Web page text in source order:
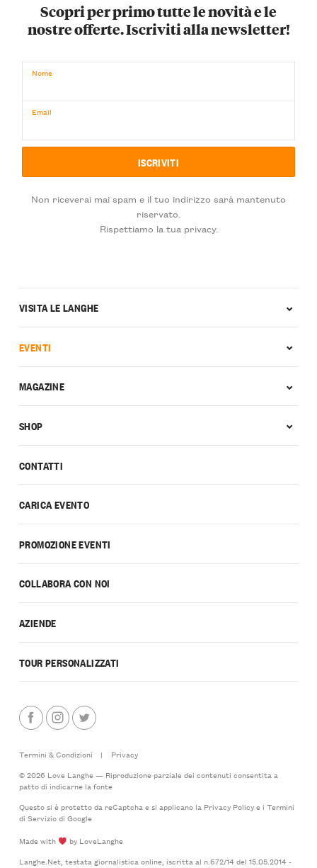
Scopri per primo tutte le novità e le
nostre offerte. Iscriviti alla newsletter!
Nome
Email
Non riceverai mai spam e il tuo indirizzo sarà mantenuto
riservato.
Rispettiamo la tua privacy.
CONTATTI
CARICA EVENTO
PROMOZIONE EVENTI
COLLABORA CON NOI
AZIENDE
TOUR PERSONALIZZATI
VISITA LE LANGHE
EVENTI
MAGAZINE
SHOP
Termini & Condizioni |
Privacy
© 2026 Love Langhe — Riproduzione parziale dei contenuti consentita a
patto di indicarne la fonte
Questo si è protetto da reCaptcha e si applicano la Privacy Policye i Termini
di Serviziodi Google
Made with
by LoveLanghe
Langhe.Net, testata giornalistica online, iscritta al n.672/14 del 15.05.2014 -